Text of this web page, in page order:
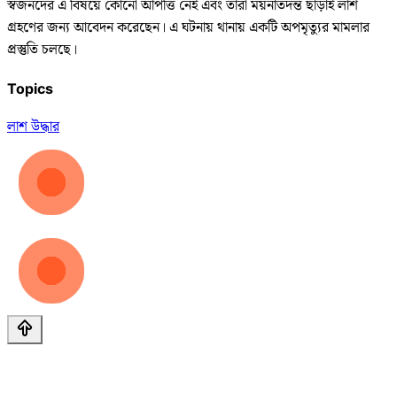
স্বজনদের এ বিষয়ে কোনো আপত্তি নেই এবং তারা ময়নাতদন্ত ছাড়াই লাশ
গ্রহণের জন্য আবেদন করেছেন। এ ঘটনায় থানায় একটি অপমৃত্যুর মামলার
প্রস্তুতি চলছে।
Topics
লাশ উদ্ধার